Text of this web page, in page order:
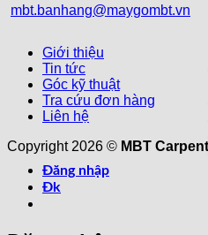
mbt.banhang@maygombt.vn
Giới thiệu
Tin tức
Góc kỹ thuật
Tra cứu đơn hàng
Liên hệ
Copyright 2026 © MBT
Đăng nhập
Đk